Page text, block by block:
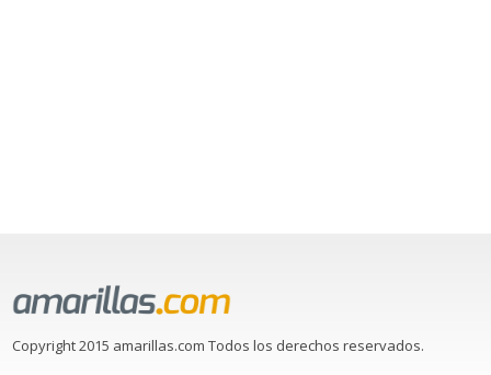
Copyright 2015 amarillas.com Todos los derechos reservados.